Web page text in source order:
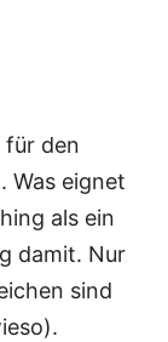
für den
Was eignet
als ein
damit. Nur
sind